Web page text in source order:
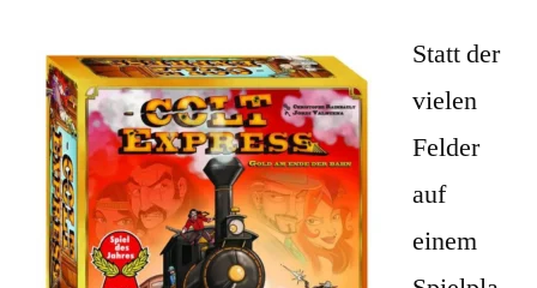
Unterhaltsam!Statt der
vielen
Felder
auf
einem